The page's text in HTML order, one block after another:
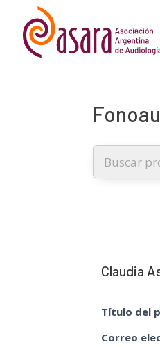
Claudia
Título del
Correo